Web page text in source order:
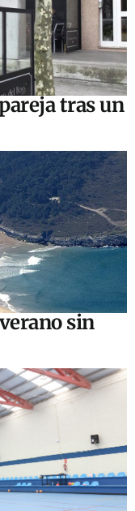
tras un
sin